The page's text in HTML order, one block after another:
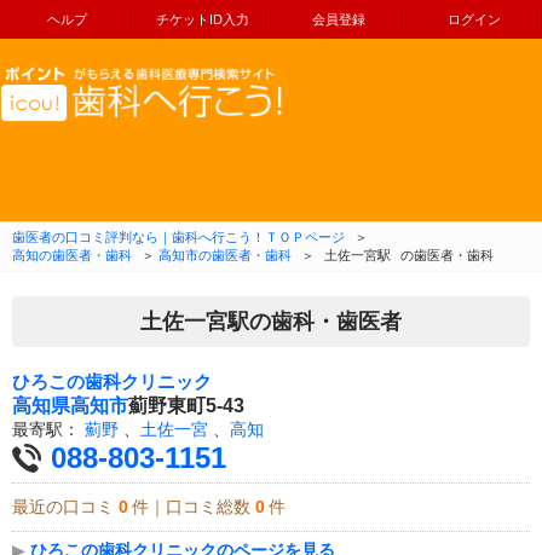
ヘルプ チケットID入力 会員登録 ログイン
コンテンツへ移動
歯医者の口コミ評判なら｜歯科へ行こう！ＴＯＰページ
＞
高知の歯医者・歯科
＞ 高知市の歯医者・歯科 ＞ 土佐一宮駅 の歯医者・歯科
土佐一宮駅の歯科・歯医者
ひろこの歯科クリニック
高知県高知市薊野東町5-43
最寄駅： 薊野 土佐一宮 高知
088-803-1151
最近の口コミ 0 件｜口コミ総数 0 件
▶ ひろこの歯科クリニックのページを見る